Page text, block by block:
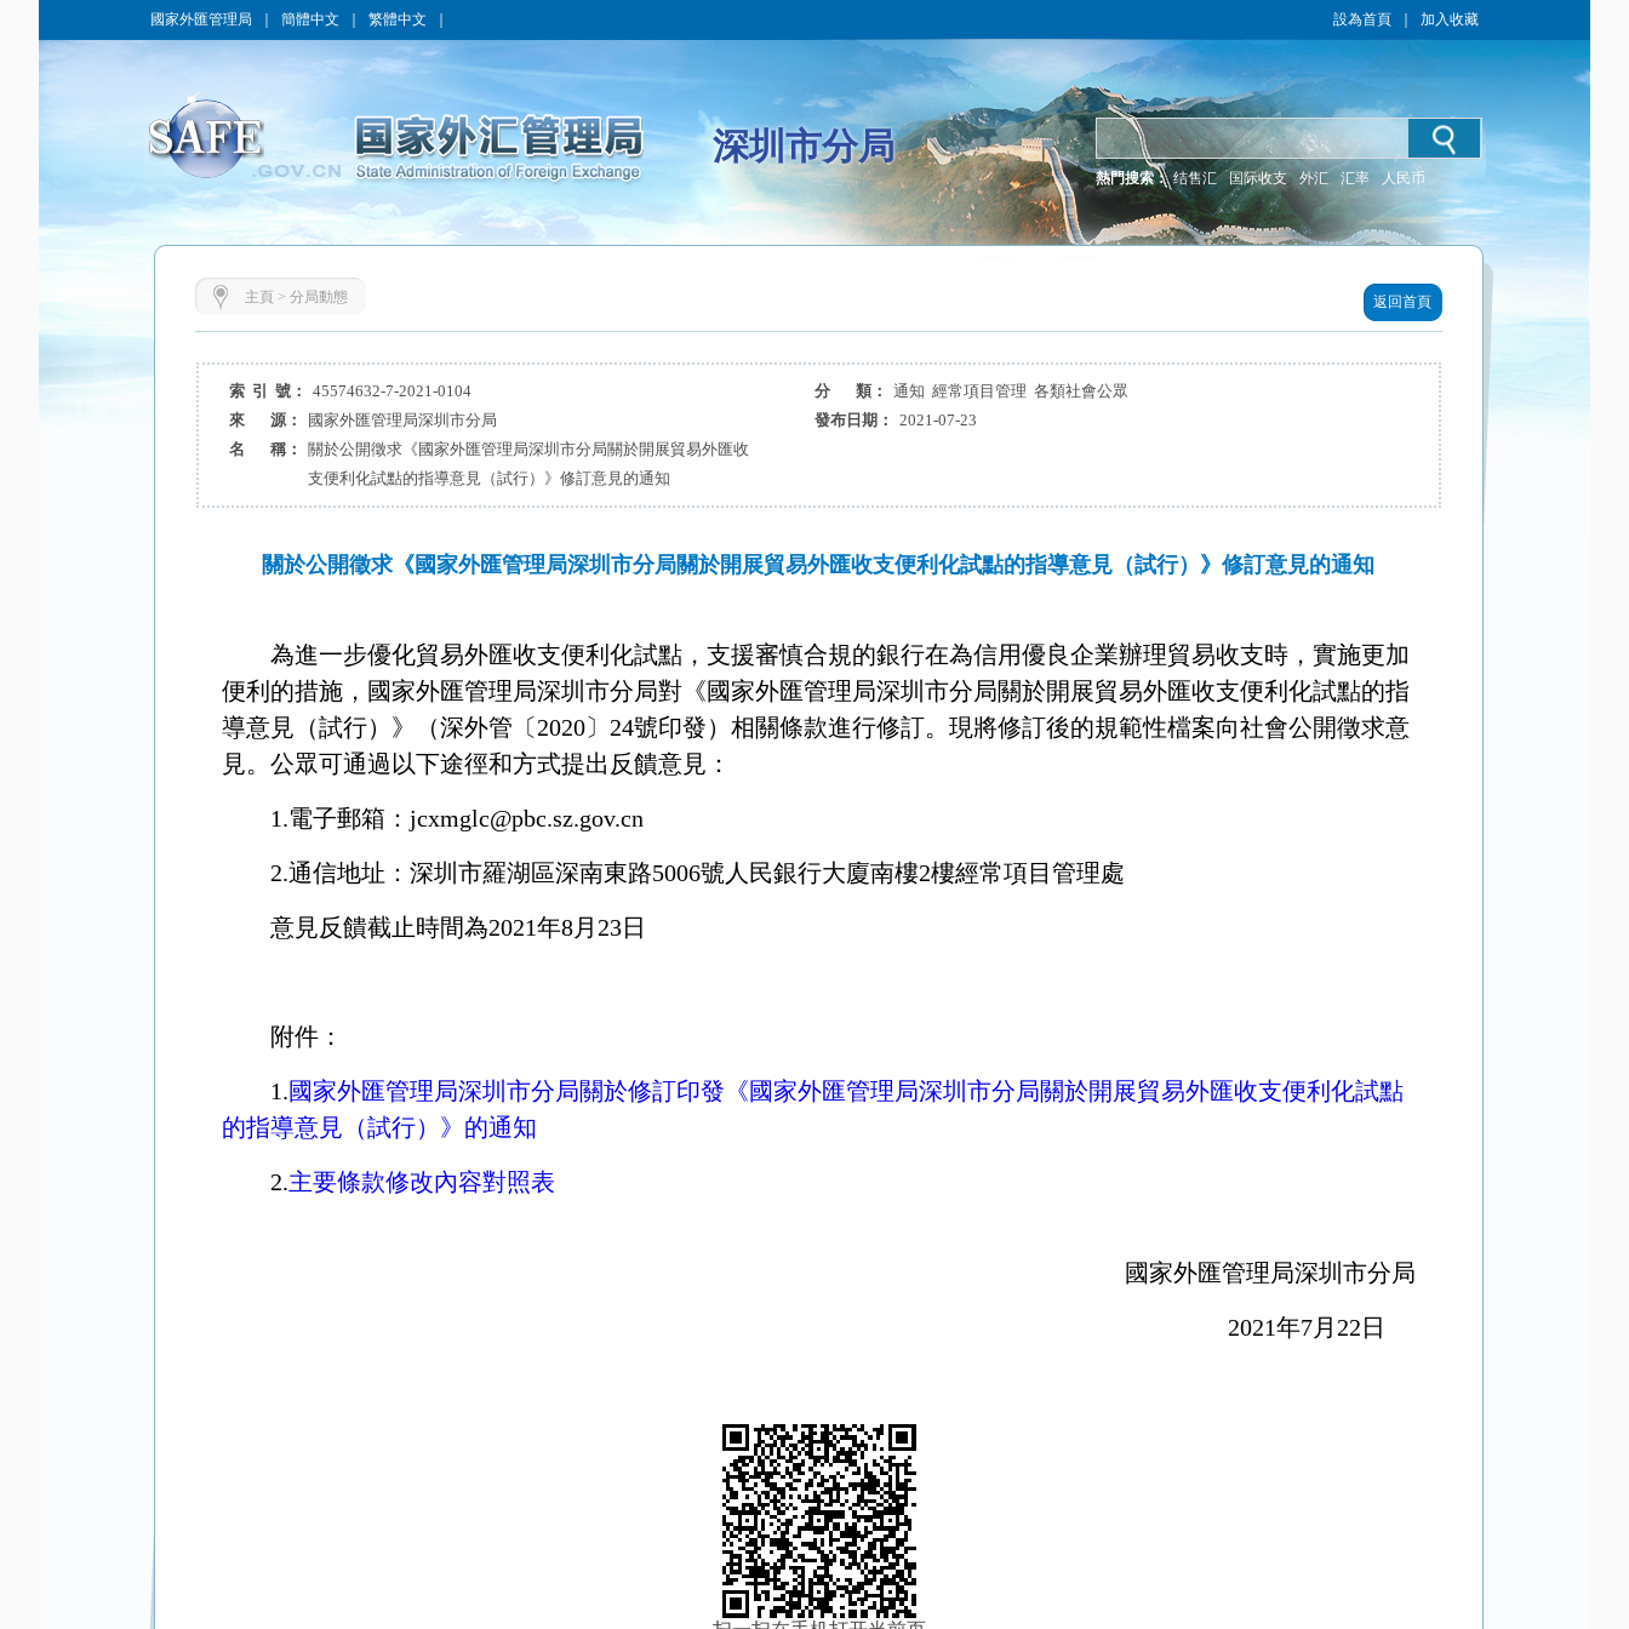
國家外匯管理局 簡體中文 繁體中文 設為首頁 加入收藏
深圳市分局
熱門搜索： 结售汇 国际收支 外汇 汇率 人民币
主頁 > 分局動態 返回首頁
索 引 號： 45574632-7-2021-0104 分 類：
通知 經常項目管理 各類社會公眾
來 源：
國家外匯管理局深圳市分局 發布日期：
2021-07-23
名 稱：
關於公開徵求《國家外匯管理局深圳市分局關於開展貿易外匯收
支便利化試點的指導意見（試行）》修訂意見的通知
關於公開徵求《國家外匯管理局深圳市分局關於開展貿易外匯收支便利化試點的指導意見（試行）》修訂意見的通知
為進一步優化貿易外匯收支便利化試點，支援審慎合規的銀行在為信用優良企業辦理貿易收支時，實施更加
便利的措施，國家外匯管理局深圳市分局對《國家外匯管理局深圳市分局關於開展貿易外匯收支便利化試點的指
導意見（試行）》（深外管〔2020〕24號印發）相關條款進行修訂。現將修訂後的規範性檔案向社會公開徵求意
見。公眾可通過以下途徑和方式提出反饋意見：
1.電子郵箱：jcxmglc@pbc.sz.gov.cn
2.通信地址：深圳市羅湖區深南東路5006號人民銀行大廈南樓2樓經常項目管理處
意見反饋截止時間為2021年8月23日
附件：
1.國家外匯管理局深圳市分局關於修訂印發《國家外匯管理局深圳市分局關於開展貿易外匯收支便利化試點
的指導意見（試行）》的通知
2.主要條款修改內容對照表
國家外匯管理局深圳市分局
2021年7月22日